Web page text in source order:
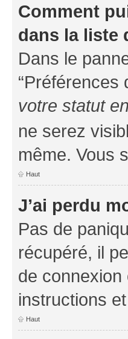
Comment
dans la liste
Dans le
“Préférences
votre statut
ne serez
même. Vous
Haut
J’ai perdu
Pas de
récupéré, il
de
instructions
Haut